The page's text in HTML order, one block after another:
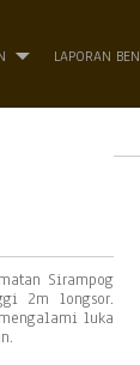
LAPORAN
Sirampog
2m longsor.
luka